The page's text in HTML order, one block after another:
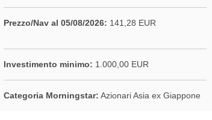
Prezzo/Nav al 05/08/2026: 141,28 EUR
Investimento minimo: 1.000,00 EUR
Categoria Morningstar: Azionari Asia ex Giappone